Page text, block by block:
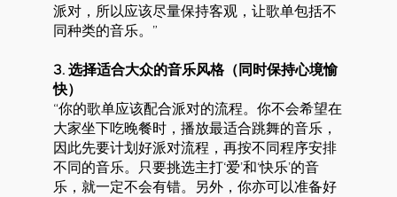
派对，所以应该尽量保持客观，让歌单包括不
同种类的音乐。”
3. 选择适合大众的音乐风格（同时保持心境愉
快）
“你的歌单应该配合派对的流程。你不会希望在
大家坐下吃晚餐时，播放最适合跳舞的音乐，
因此先要计划好派对流程，再按不同程序安排
不同的音乐。只要挑选主打‘爱’和‘快乐’的音
乐，就一定不会有错。另外，你亦可以准备好